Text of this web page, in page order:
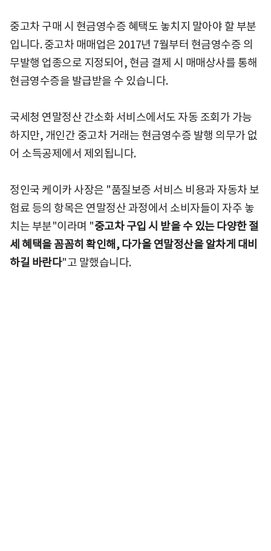
중고차 구매 시 현금영수증 혜택도 놓치지 말아야 할 부분
입니다. 중고차 매매업은 2017년 7월부터 현금영수증 의
무발행 업종으로 지정되어, 현금 결제 시 매매상사를 통해
현금영수증을 발급받을 수 있습니다.
국세청 연말정산 간소화 서비스에서도 자동 조회가 가능
하지만, 개인간 중고차 거래는 현금영수증 발행 의무가 없
어 소득공제에서 제외됩니다.
정인국 케이카 사장은 "품질보증 서비스 비용과 자동차 보
험료 등의 항목은 연말정산 과정에서 소비자들이 자주 놓
치는 부분"이라며 "중고차 구입 시 받을 수 있는 다양한 절
세 혜택을 꼼꼼히 확인해, 다가올 연말정산을 알차게 대비
하길 바란다"고 말했습니다.